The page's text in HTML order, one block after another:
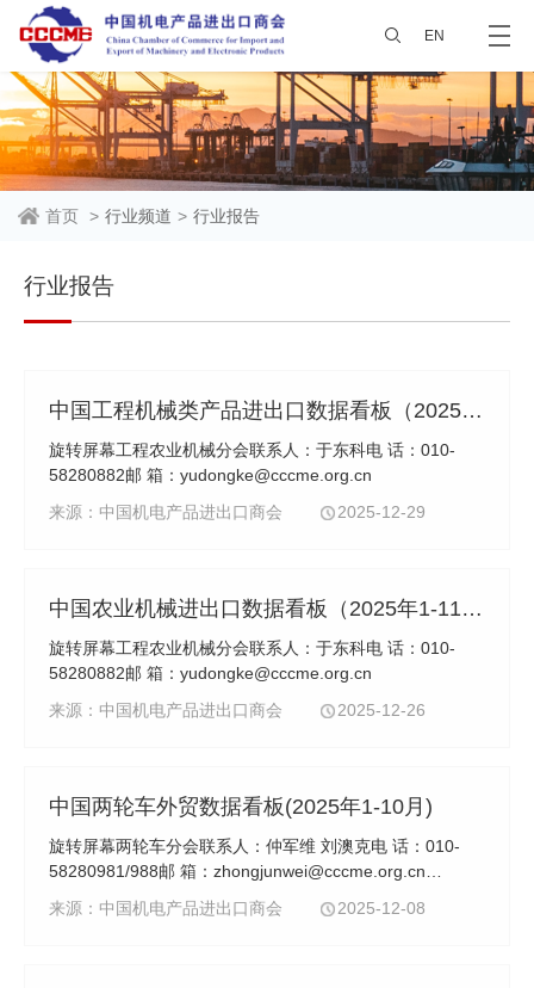
EN
首页 > 行业频道 > 行业报告
行业报告
中国工程机械类产品进出口数据看板（2025年1-11月）
旋转屏幕工程农业机械分会联系人：于东科电 话：010-
58280882邮 箱：yudongke@cccme.org.cn
来源：中国机电产品进出口商会
2025-12-29
中国农业机械进出口数据看板（2025年1-11月）
旋转屏幕工程农业机械分会联系人：于东科电 话：010-
58280882邮 箱：yudongke@cccme.org.cn
来源：中国机电产品进出口商会
2025-12-26
中国两轮车外贸数据看板(2025年1-10月)
旋转屏幕两轮车分会联系人：仲军维 刘澳克电 话：010-
58280981/988邮 箱：zhongjunwei@cccme.org.cn
liuaoke@cccme.org.cn
来源：中国机电产品进出口商会 2025-12-08